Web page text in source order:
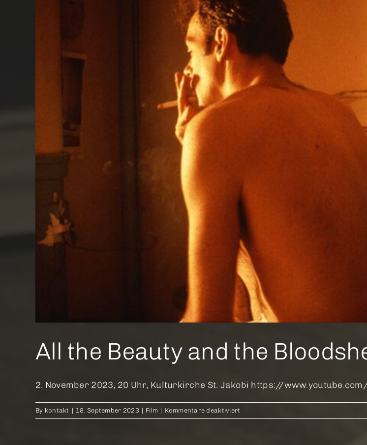
All the Beauty and the
2. November 2023, 20 Uhr, Kulturkirche St. Jakobi https://
By kontakt | 18. September 2023 | Film | Kommentare deaktiviert
All